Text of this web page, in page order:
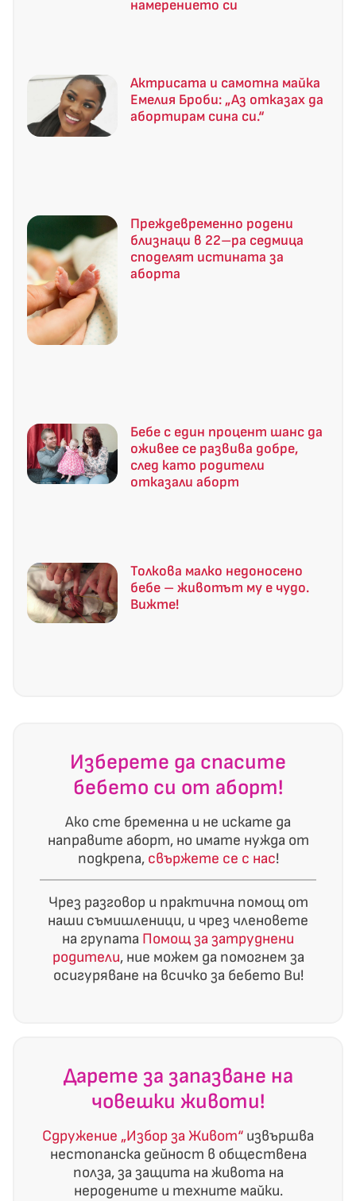
намерението си
Актрисата и самотна майка
Емелия Броби: „Аз отказах да
абортирам сина си.“
Преждевременно родени
близнаци в 22–ра седмица
споделят истината за
аборта
Бебе с един процент шанс да
оживее се развива добре,
след като родители
отказали аборт
Толкова малко недоносено
бебе – животът му е чудо.
Вижте!
Изберете да спасите
бебето си от аборт!
Ако сте бременна и не искате да
направите аборт, но имате нужда от
подкрепа, свържете се с нас!
Чрез разговор и практична помощ от
наши съмишленици, и чрез членовете
на групата Помощ за затруднени
родители, ние можем да помогнем за
осигуряване на всичко за бебето Ви!
Дарете за запазване на
човешки животи!
Сдружение „Избор за Живот“ извършва
нестопанска дейност в обществена
полза, за защита на живота на
неродените и техните майки.